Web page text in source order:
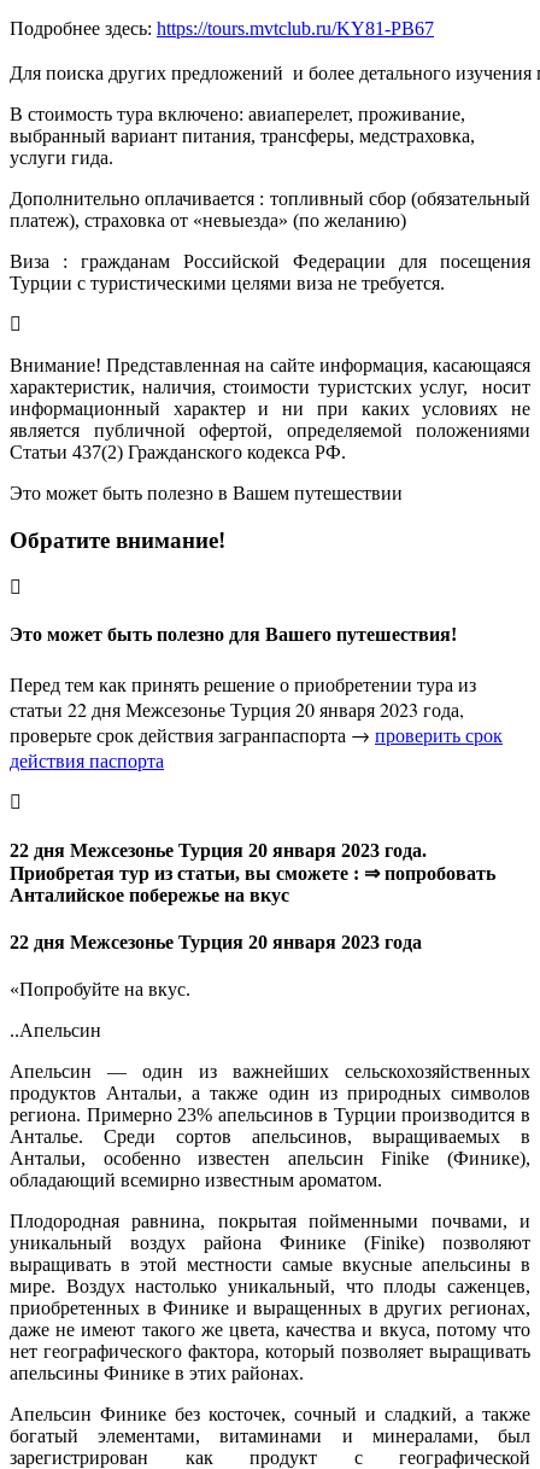
Подробнее здесь: https://tours.mvtclub.ru/KY81-PB67
Для поиска других предложений  и более детального
В стоимость тура включено: авиаперелет, проживание,
выбранный вариант питания, трансферы, медстраховка,
услуги гида.
Дополнительно оплачивается : топливный сбор (обязательный
платеж), страховка от «невыезда» (по желанию)
Виза : гражданам Российской Федерации для посещения
Турции с туристическими целями виза не требуется.
Внимание! Представленная на сайте информация, касающаяся
характеристик, наличия, стоимости туристских услуг, носит
информационный характер и ни при каких условиях не
является публичной офертой, определяемой положениями
Статьи 437(2) Гражданского кодекса РФ.
Это может быть полезно в Вашем путешествии
Обратите внимание!
Это может быть полезно для Вашего путешествия!
Перед тем как принять решение о приобретении тура из
статьи 22 дня Межсезонье Турция 20 января 2023 года,
проверьте срок действия загранпаспорта → проверить срок
действия паспорта
22 дня Межсезонье Турция 20 января 2023 года.
Приобретая тур из статьи, вы сможете : ⇒ попробовать
Анталийское побережье на вкус
22 дня Межсезонье Турция 20 января 2023 года
«Попробуйте на вкус.
..Апельсин
Апельсин — один из важнейших сельскохозяйственных
продуктов Антальи, а также один из природных символов
региона. Примерно 23% апельсинов в Турции производится в
Анталье. Среди сортов апельсинов, выращиваемых в
Антальи, особенно известен апельсин Finike (Финике),
обладающий всемирно известным ароматом.
Плодородная равнина, покрытая пойменными почвами, и
уникальный воздух района Финике (Finike) позволяют
выращивать в этой местности самые вкусные апельсины в
мире. Воздух настолько уникальный, что плоды саженцев,
приобретенных в Финике и выращенных в других регионах,
даже не имеют такого же цвета, качества и вкуса, потому что
нет географического фактора, который позволяет выращивать
апельсины Финике в этих районах.
Апельсин Финике без косточек, сочный и сладкий, а также
богатый элементами, витаминами и минералами, был
зарегистрирован как продукт с географической